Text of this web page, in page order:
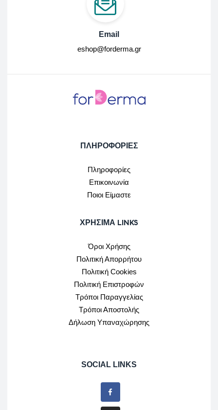
Email
eshop@forderma.gr
ΠΛΗΡΟΦΟΡΙΕΣ
Πληροφορίες
Επικοινωνία
Ποιοι Είμαστε
ΧΡΉΣΙΜΑ LINKS
Όροι Χρήσης
Πολιτική Απορρήτου
Πολιτική Cookies
Πολιτική Επιστροφών
Τρόποι Παραγγελίας
Τρόποι Αποστολής
Δήλωση Υπαναχώρησης
SOCIAL LINKS